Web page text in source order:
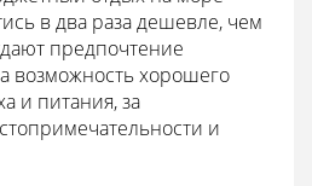
в два раза дешевле, чем
предпочтение
возможность хорошего
и питания, за
и